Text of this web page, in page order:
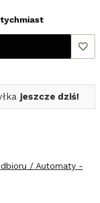
jeszcze dziś!
/ Automaty -